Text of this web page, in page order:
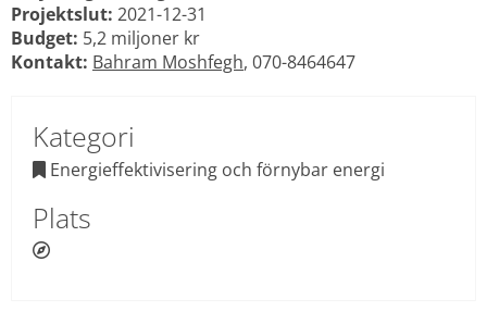
Projektslut: 2021-12-31
Budget: 5,2 miljoner kr
Kontakt: Bahram Moshfegh, 070-8464647
Kategori
Energieffektivisering och förnybar energi
Plats
